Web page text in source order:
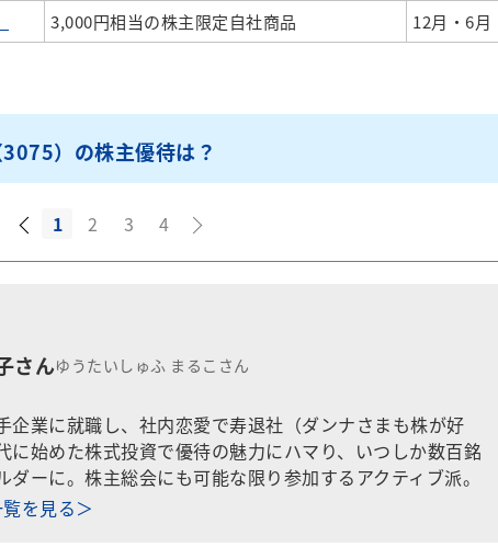
3,000円相当の株主限定自社商品 12月・6月
）の株主優待は？
1 2 3 4
さんゆうたいしゅふ まるこさん
企業に就職し、社内恋愛で寿退社（ダンナさまも株が好
に始めた株式投資で優待の魅力にハマり、いつしか数百銘
ダーに。株主総会にも可能な限り参加するアクティブ派。
を見る＞